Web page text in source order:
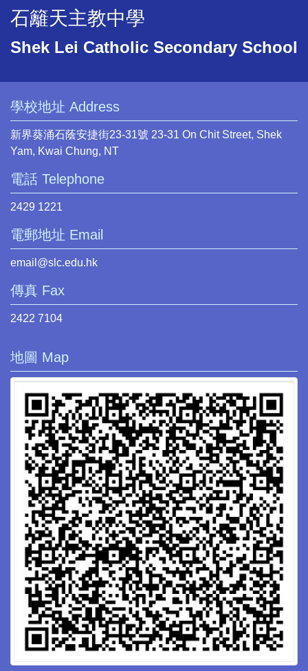
石籬天主教中學
Shek Lei Catholic Secondary School
學校地址 Address
新界葵涌石蔭安捷街23-31號 23-31 On Chit Street, Shek
Yam, Kwai Chung, NT
電話 Telephone
2429 1221
電郵地址 Email
email@slc.edu.hk
傳真 Fax
2422 7104
地圖 Map